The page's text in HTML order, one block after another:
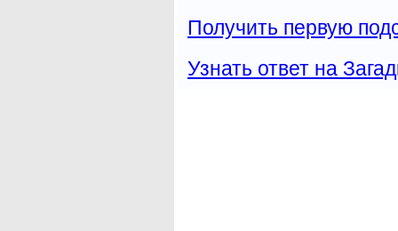
Получить первую
Узнать ответ на